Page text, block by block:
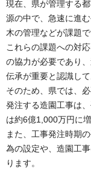
現在、県が管理する
源の中で、急速に進
木の管理などが課題で
これらの課題への対
の協力が必要であり
伝承が重要と認識して
そのため、県では、
発注する造園工事は
は約6億1,000万円に
また、工事発注時期
為の設定や、造園工
ります。